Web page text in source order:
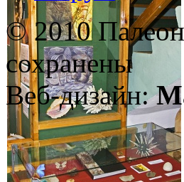
© 2010
сохранены
Веб-дизайн: